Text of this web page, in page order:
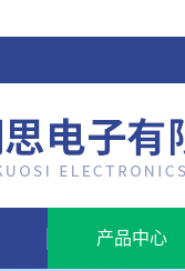
产品中心